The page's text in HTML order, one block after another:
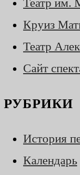
Театр им.
Круиз
Театр
Сайт
РУБРИКИ
История
Календарь